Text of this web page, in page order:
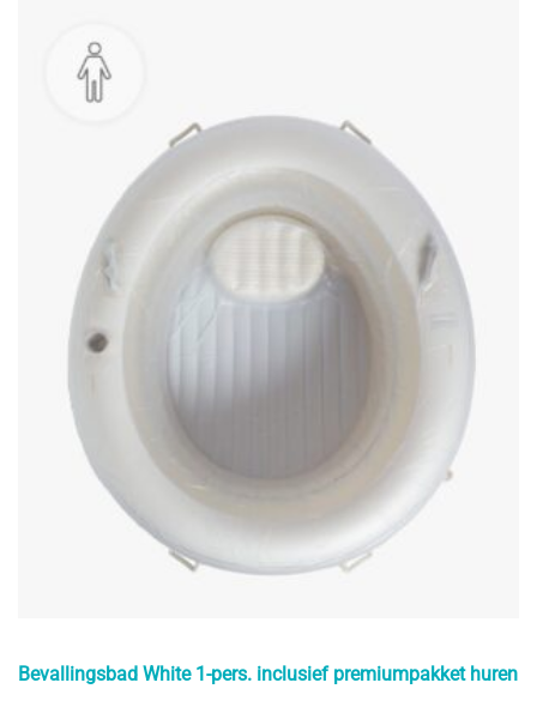
Bevallingsbad White 1-pers. inclusief premiumpakket huren